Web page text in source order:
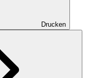
Drucken